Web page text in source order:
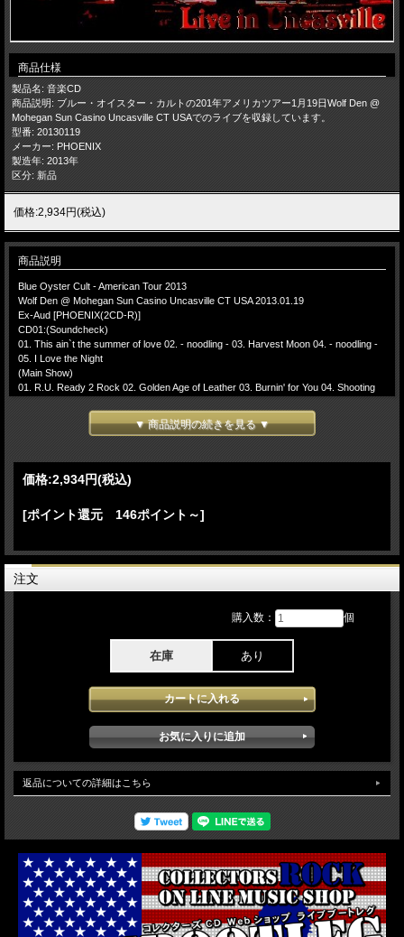
商品仕様
製品名: 音楽CD
商品説明: ブルー・オイスター・カルトの201年アメリカツアー1月19日Wolf Den @
Mohegan Sun Casino Uncasville CT USAでのライブを収録しています。
型番: 20130119
メーカー: PHOENIX
製造年: 2013年
区分: 新品
価格:2,934円(税込)
商品説明
Blue Oyster Cult - American Tour 2013
Wolf Den @ Mohegan Sun Casino Uncasville CT USA 2013.01.19
Ex-Aud [PHOENIX(2CD-R)]
CD01:(Soundcheck)
01. This ain`t the summer of love 02. - noodling - 03. Harvest Moon 04. - noodling -
05. I Love the Night
(Main Show)
01. R.U. Ready 2 Rock 02. Golden Age of Leather 03. Burnin' for You 04. Shooting
07. Black Blade 08. The Came The Last Days of May 09. Godzilla - w/Bass & Drum
11. Cities on Flame With Rock and Roll
The Band:
Donald "Buck Dharma" Roeser - guitar, vocals
--- ブルー・オイスター・カルトの201年アメリカツアー1月19日Wolf Den @
Mohegan Sun Casino Uncasville CT USAでのライブを収録しています。1967年の
ー・カルトですが聞いていてごく自然に聞き入ってしまうサウンドは、ある意味大
定したパフォーマンスを聞かせてくれ且つファンには、たまらないヒット曲のオン
パレードでオーディエンスを楽しませてくれます。本アイテムには、メインショー
の前のサウンドチェックが収録されていますので最初から聞いていると徐々にライ
ブへの期待感が高まり心底コンサートを楽しめます。soundqualityは、Aud収録で
すが驚くほど良質に記録され曲だけ聞いているとライン収録に匹敵するほど安定し
▼ 商品説明の続きを見る ▼
価格:2,934円(税込)
[ポイント還元 146ポイント～]
注文
購入数： 個
在庫 あり
返品についての詳細はこちら